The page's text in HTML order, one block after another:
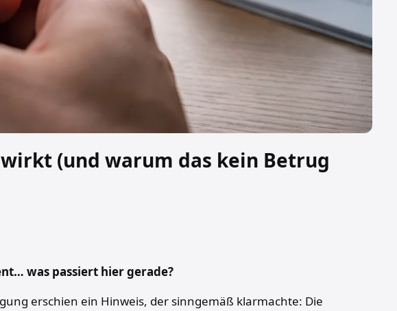
(und warum das kein Betrug
was passiert hier gerade?
erschien ein Hinweis, der sinngemäß klarmachte: Die